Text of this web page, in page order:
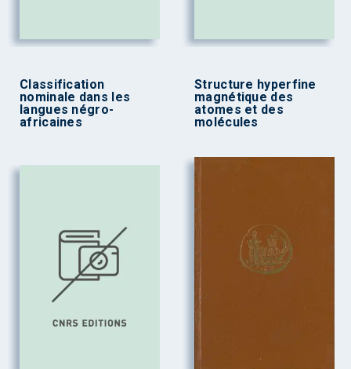
Classification
nominale dans les
langues négro-
africaines
Structure hyperfine
magnétique des
atomes et des
molécules